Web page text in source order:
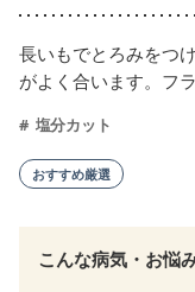
長いもでとろみをつ
がよく合います。フ
塩分カット
おすすめ厳選
こんな病気・お悩